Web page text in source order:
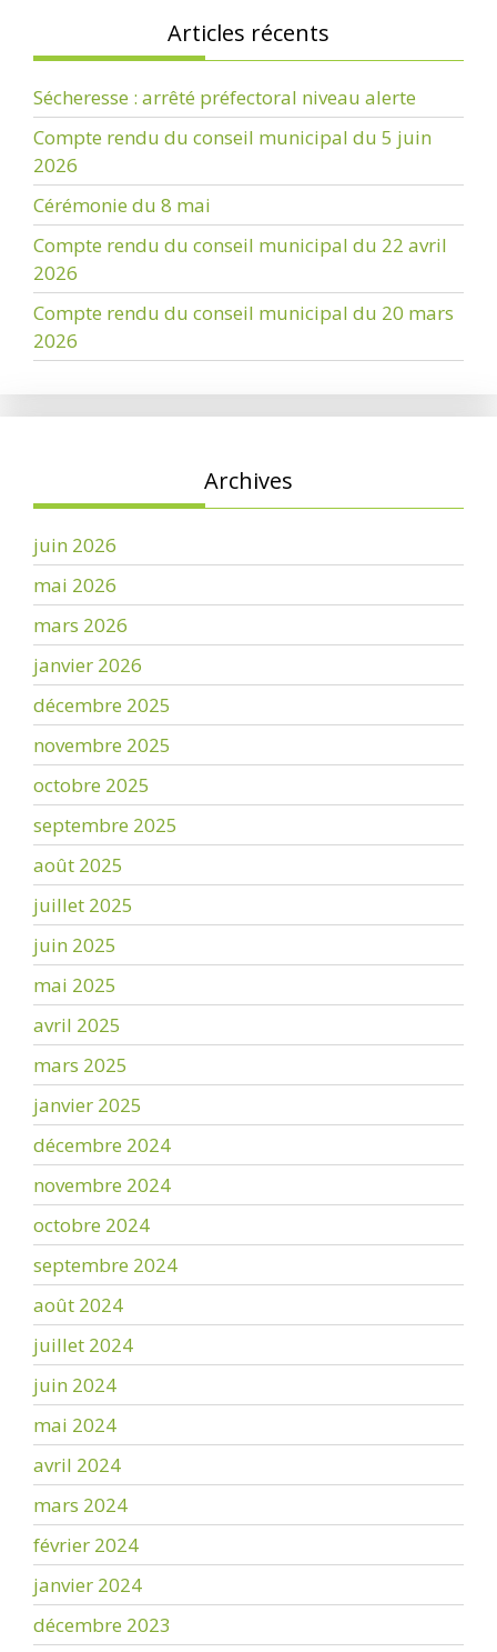
Articles récents
Sécheresse : arrêté préfectoral niveau alerte
Compte rendu du conseil municipal du 5 juin
2026
Cérémonie du 8 mai
Compte rendu du conseil municipal du 22 avril
2026
Compte rendu du conseil municipal du 20 mars
2026
Archives
juin 2026
mai 2026
mars 2026
janvier 2026
décembre 2025
novembre 2025
octobre 2025
septembre 2025
août 2025
juillet 2025
juin 2025
mai 2025
avril 2025
mars 2025
janvier 2025
décembre 2024
novembre 2024
octobre 2024
septembre 2024
août 2024
juillet 2024
juin 2024
mai 2024
avril 2024
mars 2024
février 2024
janvier 2024
décembre 2023